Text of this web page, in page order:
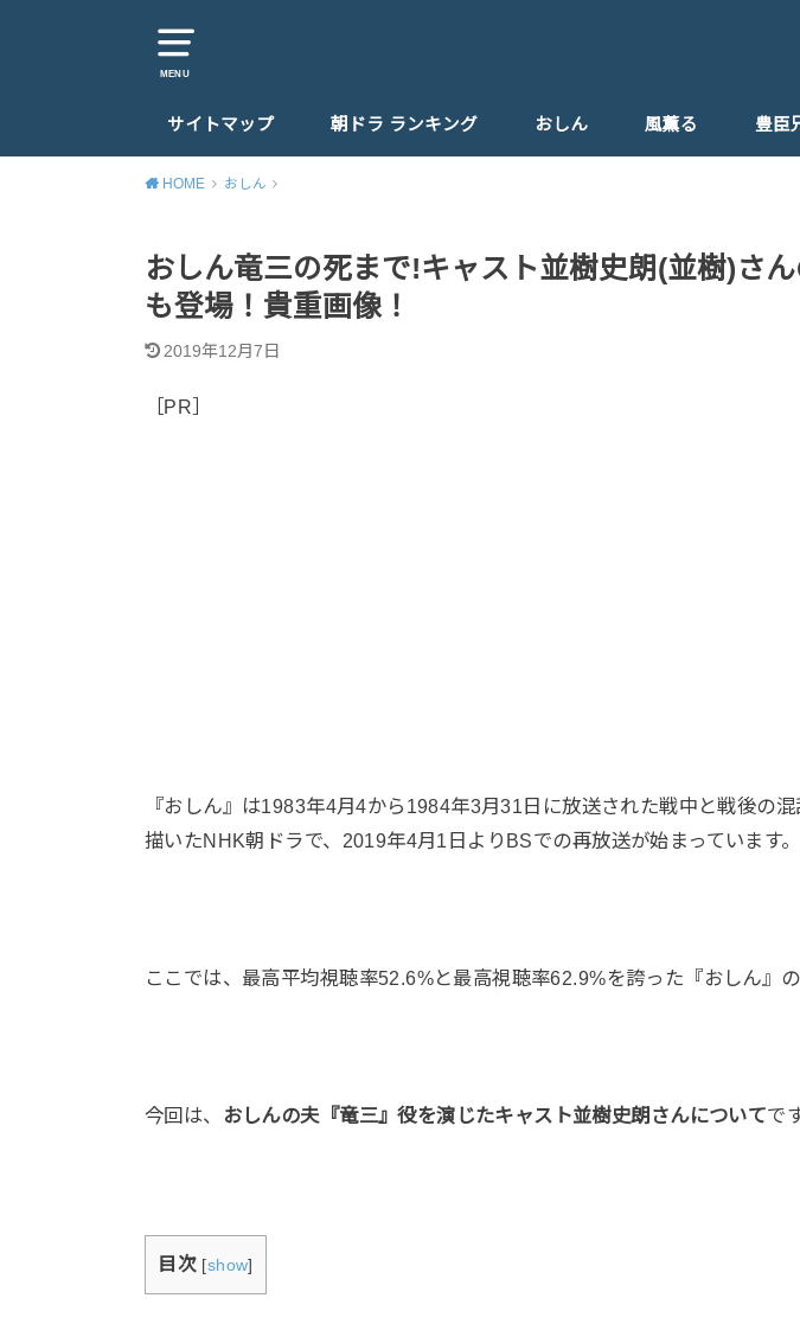
MENU
サイトマップ 朝ドラ ランキング おしん 風薫る 豊臣
HOME おしん
おしん竜三の死まで!キャスト並樹史朗(並樹)さ
も登場！貴重画像！
2019年12月7日
［PR］
『おしん』は1983年4月4から1984年3月31日に放送された戦中と戦後の
描いたNHK朝ドラで、2019年4月1日よりBSでの再放送が始まっています。
ここでは、最高平均視聴率52.6%と最高視聴率62.9%を誇った『おしん』の
今回は、 おしんの夫『竜三』役を演じたキャスト並樹史朗さんについてで
目次 [show]